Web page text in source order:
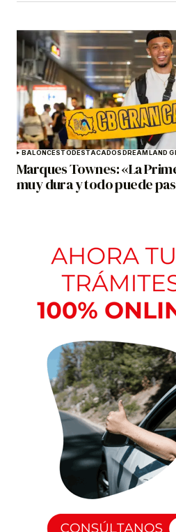
BALONCESTODESTACADOSDREAMLAND
Marques Townes: «La
muy dura y todo puede